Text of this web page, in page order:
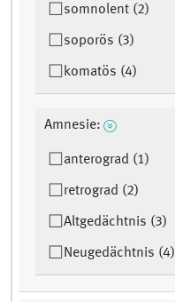
somnolent (2)
soporös (3)
komatös (4)
Amnesie:
anterograd (1)
retrograd (2)
Altgedächtnis (3)
Neugedächtnis (4)